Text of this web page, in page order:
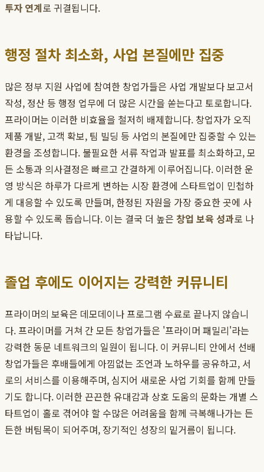
투자 연계로 귀결됩니다.
행정 절차 최소화, 사업 본질에만 집중
많은 정부 지원 사업에 참여한 창업가들은 사업 개발보다 보고서
작성, 정산 등 행정 업무에 더 많은 시간을 쏟는다고 토로합니다.
프라이머는 이러한 비효율을 철저히 배제합니다. 창업자가 오직
제품 개발, 고객 확보, 팀 빌딩 등 사업의 본질에만 집중할 수 있는
환경을 조성합니다. 불필요한 서류 작업과 발표를 최소화하고, 모
든 소통과 의사결정은 빠르고 간결하게 이루어집니다. 이러한 운
영 방식은 하루가 다르게 변하는 시장 환경에 스타트업이 민첩하
게 대응할 수 있도록 만들며, 한정된 자원을 가장 중요한 곳에 사
용할 수 있도록 돕습니다. 이는 결국 더 높은 창업 보육 성과로 나
타납니다.
졸업 후에도 이어지는 강력한 커뮤니티
프라이머의 보육은 데모데이나 프로그램 수료로 끝나지 않습니
다. 프라이머를 거쳐 간 모든 창업가들은 '프라이머 패밀리'라는
강력한 동문 네트워크의 일원이 됩니다. 이 커뮤니티 안에서 선배
창업가들은 후배들에게 아낌없는 조언과 노하우를 공유하고, 서
로의 서비스를 이용해주며, 심지어 새로운 사업 기회를 함께 만들
기도 합니다. 이러한 끈끈한 유대감과 상호 도움의 문화는 개별 스
타트업이 홀로 겪어야 할 수많은 어려움을 함께 극복해나가는 든
든한 버팀목이 되어주며, 장기적인 성장의 밑거름이 됩니다.